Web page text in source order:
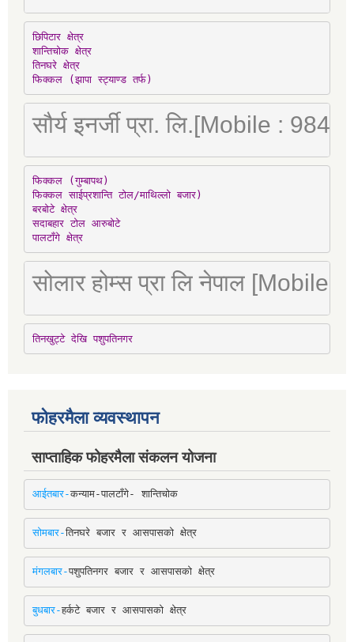
छिपिटार क्षेत्र
शान्तिचोक क्षेत्र
तिनघरे क्षेत्र
फिक्कल (झापा स्ट्याण्ड तर्फ)
सौर्य इनर्जी प्रा. लि.[Mobile :
फिक्कल (गुम्बापथ)
फिक्कल साईप्रशान्ति टोल/माथिल्लो बजार)
बरबोटे क्षेत्र
सदाबहार टोल आरुबोटे
पालटाँगे क्षेत्र
सोलार होम्स प्रा लि नेपाल [Mobile
तिनखुट्टे देखि पशुपतिनगर
फोहरमैला व्यवस्थापन
साप्ताहिक फोहरमैला संकलन योजना
आईतबार-कन्याम-पालटाँगे- शान्तिचोक
सोमबार-तिनघरे बजार र आसपासको क्षेत्र
मंगलबार-पशुपतिनगर बजार र आसपासको क्षेत्र
बुधबार-हर्कटे बजार र आसपासको क्षेत्र